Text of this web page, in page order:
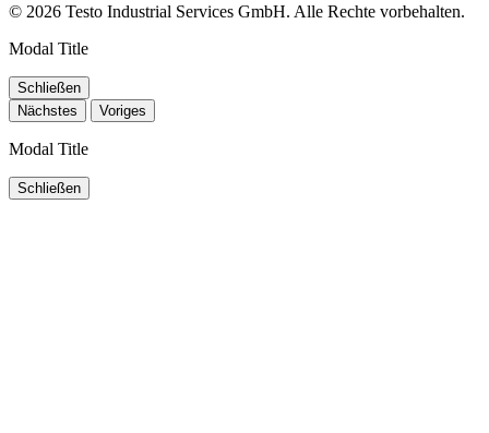
© 2026 Testo Industrial Services GmbH. Alle Rechte vorbehalten.
Modal Title
Schließen
Nächstes
Voriges
Modal Title
Schließen